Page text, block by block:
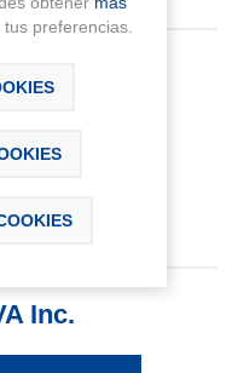
Inc.
preferencias.